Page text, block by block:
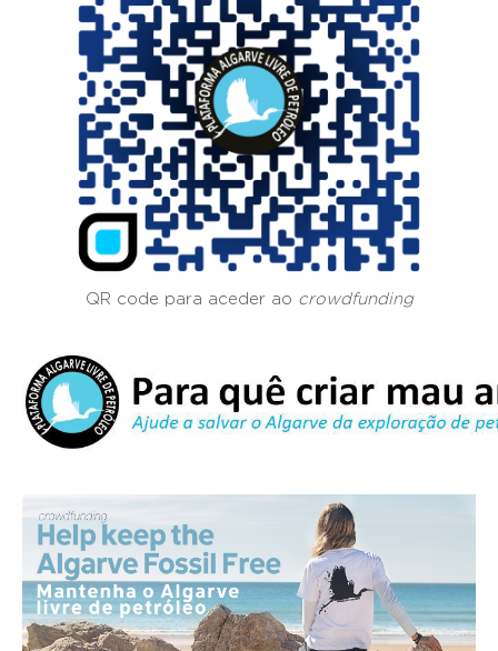
QR code para aceder ao crowdfunding